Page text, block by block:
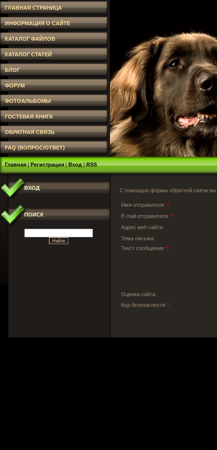
ГЛАВНАЯ СТРАНИЦА
ИНФОРМАЦИЯ О САЙТЕ
КАТАЛОГ ФАЙЛОВ
КАТАЛОГ СТАТЕЙ
БЛОГ
ФОРУМ
ФОТОАЛЬБОМЫ
ГОСТЕВАЯ КНИГА
ОБРАТНАЯ СВЯЗЬ
FAQ (ВОПРОС/ОТВЕТ)
Главная|Регистрация|Вход|RSS
ВХОД
ПОИСК
С помощью формы обратной связи вы
Имя отправителя *:
E-mail отправителя *:
Адрес веб-сайта:
Тема письма:
Текст сообщения *:
Оценка сайта:
Код безопасности *: